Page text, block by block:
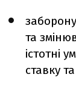
та
істотні
ставку